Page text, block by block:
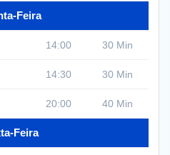
Feira
14:00 30 Min
14:30 30 Min
20:00 40 Min
Feira